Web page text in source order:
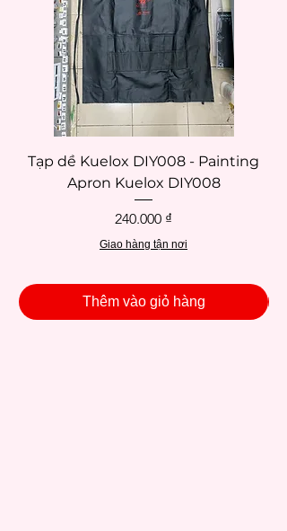
Tạp dề Kuelox DIY008 - Painting
Apron Kuelox DIY008
Giá
240.000 ₫
Giao hàng tận nơi
Thêm vào giỏ hàng